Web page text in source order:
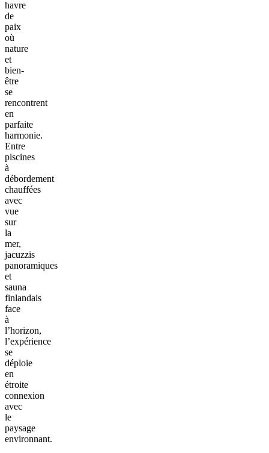
havre
de
paix
où
nature
et
bien-
être
se
rencontrent
en
parfaite
harmonie.
Entre
piscines
à
débordement
chauffées
avec
vue
sur
la
mer,
jacuzzis
panoramiques
et
sauna
finlandais
face
à
l’horizon,
l’expérience
se
déploie
en
étroite
connexion
avec
le
paysage
environnant.